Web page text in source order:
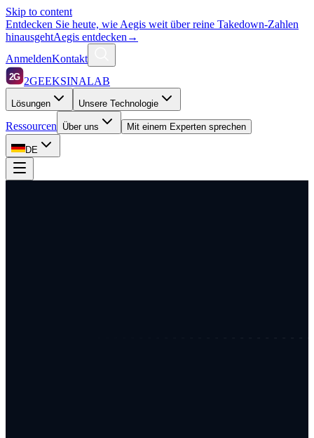
Skip to content
Entdecken Sie heute, wie Aegis weit über reine Takedown-Zahlen
hinausgehtAegis entdecken →
AnmeldenKontakt
2G 2GEEKSINALAB
Lösungen Unsere Technologie
Ressourcen Über uns Mit einem Experten sprechen
DE